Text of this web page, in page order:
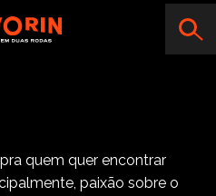
quem quer encontrar
paixão sobre o